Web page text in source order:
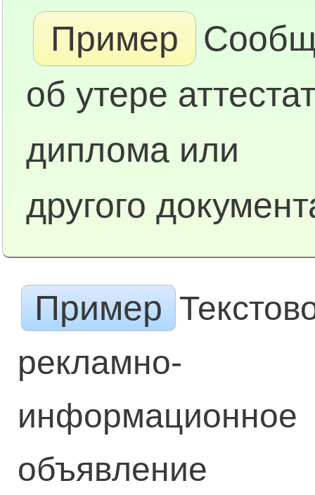
Пример
об утере
диплома или
другого
Пример
рекламно-
информационное
объявление